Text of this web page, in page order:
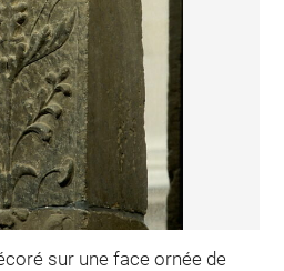
sur une face ornée de